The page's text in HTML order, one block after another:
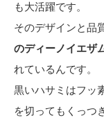
も大活躍です。
そのデザインと品
のディーノイエザ
れているんです。
黒いハサミはフッ
を切ってもくっつ